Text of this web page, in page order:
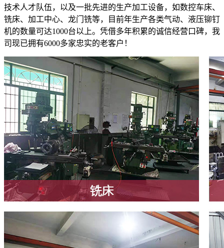
技术人才队伍，以及一批先进的生产加工设备，如数控车床、
铣床、加工中心、龙门铣等，目前年生产各类气动、液压铆钉
机的数量可达1000台以上。凭借多年积累的诚信经营口碑，我
司现已拥有6000多家忠实的老客户！